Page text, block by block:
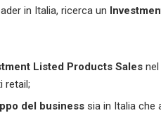
in Italia, ricerca un
Listed Products Sales
retail;
del business sia in Italia che